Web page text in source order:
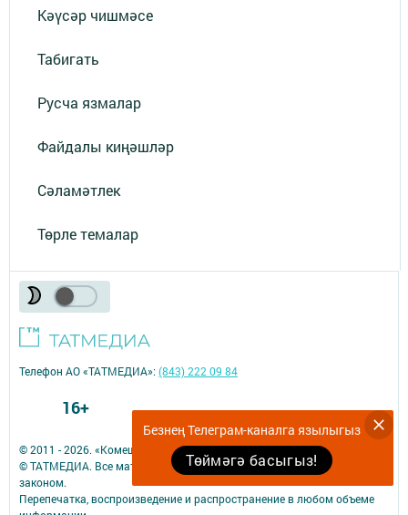
Кәүсәр чишмәсе
Табигать
Русча язмалар
Файдалы киңәшләр
Сәламәтлек
Төрле темалар
Безнең Телеграм-каналга язылыгыз
Төймәгә басыгыз!
© 2011 - 2026. «Комеш кынгырау». Все права защищены.
© ТАТМЕДИА. Все материалы, размещенные на сайте, защищены
законом.
Перепечатка, воспроизведение и распространение в любом объеме
Телефон АО «ТАТМЕДИА»:(843) 222 09 84
16+